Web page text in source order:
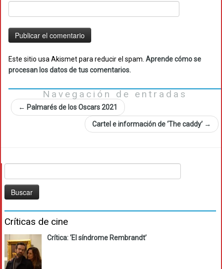
Este sitio usa Akismet para reducir el spam. Aprende cómo se
procesan los datos de tus comentarios.
Navegación de entradas
← Palmarés de los Oscars 2021
Cartel e información de ‘The caddy’ →
Críticas de cine
Crítica: ‘El síndrome Rembrandt’